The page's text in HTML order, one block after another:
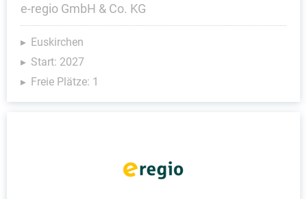
e-regio GmbH & Co. KG
Euskirchen
Start: 2027
Freie Plätze: 1